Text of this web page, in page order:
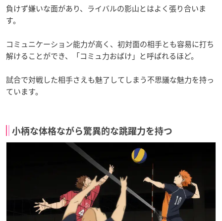
負けず嫌いな面があり、ライバルの影山とはよく張り合いま
す。
コミュニケーション能力が高く、初対面の相手とも容易に打ち
解けることができ、「コミュ力おばけ」と呼ばれるほど。
試合で対戦した相手さえも魅了してしまう不思議な魅力を持っ
ています。
小柄な体格ながら驚異的な跳躍力を持つ